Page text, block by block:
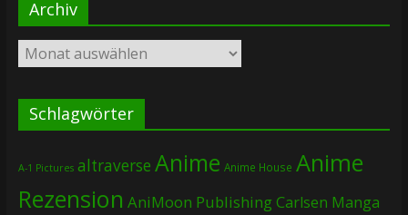
Archiv
Archiv
Schlagwörter
A-1 Pictures altraverse Anime Anime House Anime
Rezension AniMoon PublishingCarlsen Manga